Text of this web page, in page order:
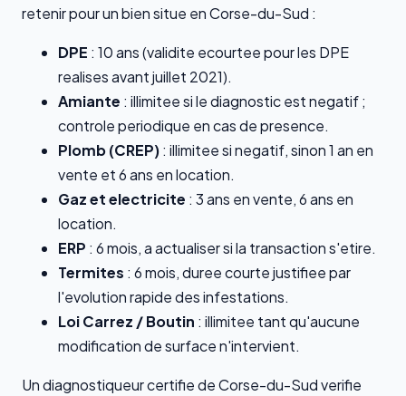
retenir pour un bien situe en Corse-du-Sud :
DPE : 10 ans (validite ecourtee pour les DPE
realises avant juillet 2021).
Amiante : illimitee si le diagnostic est negatif ;
controle periodique en cas de presence.
Plomb (CREP): illimitee si negatif, sinon 1 an en
vente et 6 ans en location.
Gaz et electricite : 3 ans en vente, 6 ans en
location.
ERP : 6 mois, a actualiser si la transaction s'etire.
Termites : 6 mois, duree courte justifiee par
l'evolution rapide des infestations.
Loi Carrez / Boutin : illimitee tant qu'aucune
modification de surface n'intervient.
Un diagnostiqueur certifie de Corse-du-Sud verifie